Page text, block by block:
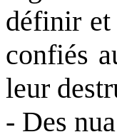
définir et
confiés
leur
- Des